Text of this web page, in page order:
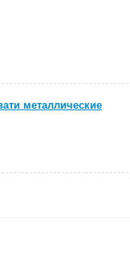
металлические